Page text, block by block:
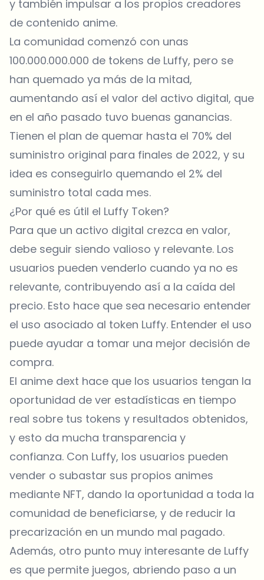
y también impulsar a los propios creadores
de contenido anime.
La comunidad comenzó con unas
100.000.000.000 de tokens de Luffy, pero se
han quemado ya más de la mitad,
aumentando así el valor del activo digital, que
en el año pasado tuvo buenas ganancias.
Tienen el plan de quemar hasta el 70% del
suministro original para finales de 2022, y su
idea es conseguirlo quemando el 2% del
suministro total cada mes.
¿Por qué es útil el Luffy Token?
Para que un activo digital crezca en valor,
debe seguir siendo valioso y relevante. Los
usuarios pueden venderlo cuando ya no es
relevante, contribuyendo así a la caída del
precio. Esto hace que sea necesario entender
el uso asociado al token Luffy. Entender el uso
puede ayudar a tomar una mejor decisión de
compra.
El anime dext hace que los usuarios tengan la
oportunidad de ver estadísticas en tiempo
real sobre tus tokens y resultados obtenidos,
y esto da mucha transparencia y
confianza. Con Luffy, los usuarios pueden
vender o subastar sus propios animes
mediante NFT, dando la oportunidad a toda la
comunidad de beneficiarse, y de reducir la
precarización en un mundo mal pagado.
Además, otro punto muy interesante de Luffy
es que permite juegos, abriendo paso a un